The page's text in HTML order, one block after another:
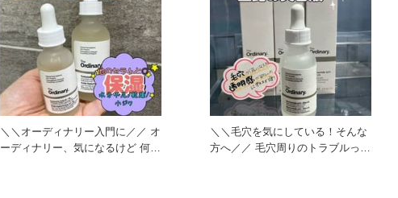
＼＼オーディナリー入門に／／ オ
ーディナリー、気になるけど 何か
＼＼毛穴を気にしている！そんな
方へ／／ 毛穴周りのトラブルって